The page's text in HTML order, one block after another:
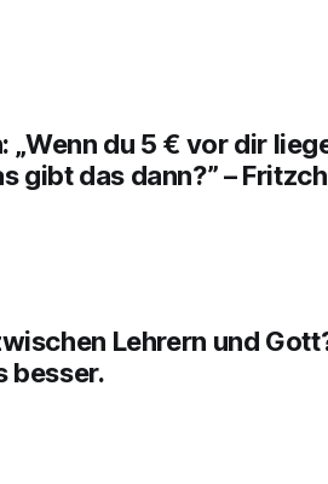
„Wenn du 5 € vor dir
gibt das dann?” –
Lehrern und
besser.